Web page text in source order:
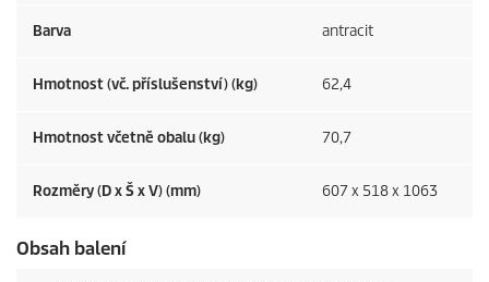
Barva antracit
Hmotnost (vč. příslušenství) (kg) 62,4
Hmotnost včetně obalu (kg) 70,7
Rozměry (D x Š x V) (mm) 607 x 518 x 1063
Obsah balení